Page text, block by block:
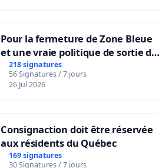
Pour la fermeture de Zone Bleue
et une vraie politique de sortie de
la dépendance
218 signatures
56 Signatures / 7 jours
26 Jul 2026
Consignaction doit être réservée
aux résidents du Québec
169 signatures
30 Signatures / 7 jours